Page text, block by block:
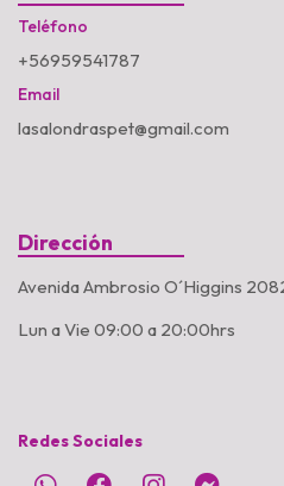
Teléfono
+56959541787
Email
lasalondraspet@gmail.com
Dirección
Avenida Ambrosio O´Higgins
Lun a Vie 09:00 a 20:00hrs
Redes Sociales